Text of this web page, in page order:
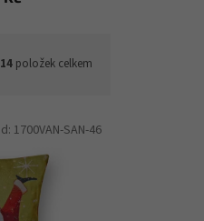
14 položek celkem
1700VAN-SAN-46